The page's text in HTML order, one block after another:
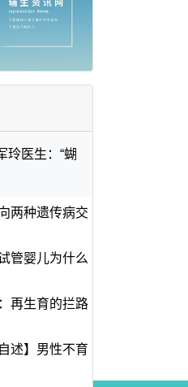
玲医生：“蝴
两种遗传病交
管婴儿为什么
再生育的拦路
述】男性不育